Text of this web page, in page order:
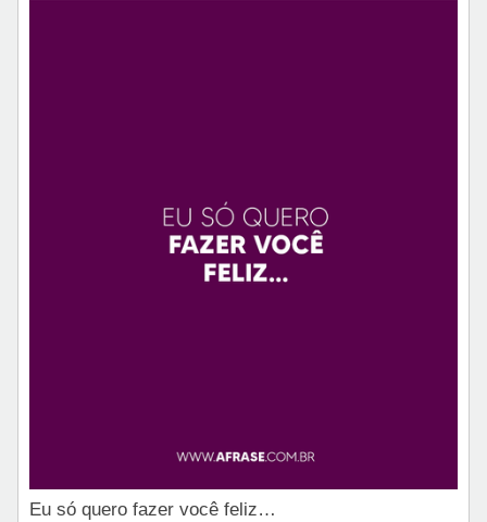
Eu só quero fazer você feliz…